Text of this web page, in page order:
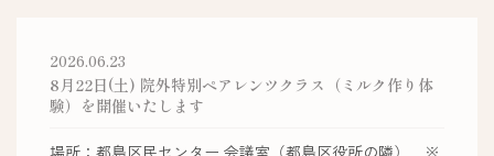
2026.06.23
8月22日(土) 院外特別ペアレンツクラス（ミルク作り体
験）を開催いたします
場所：都島区民センター 会議室（都島区役所の隣） ※